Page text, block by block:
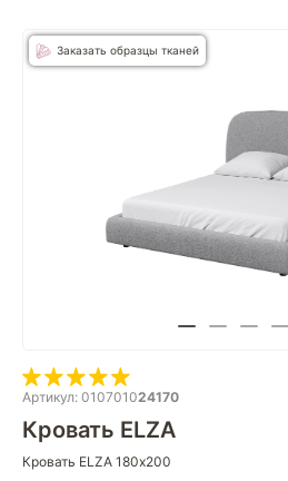
Заказать образцы тканей
Артикул: 010701024170
Кровать ELZA
Кровать ELZA 180х200